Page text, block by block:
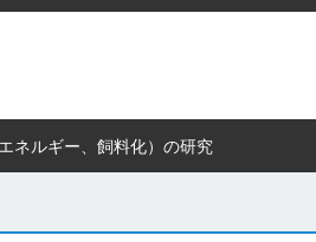
ネルギー、飼料化）の研究